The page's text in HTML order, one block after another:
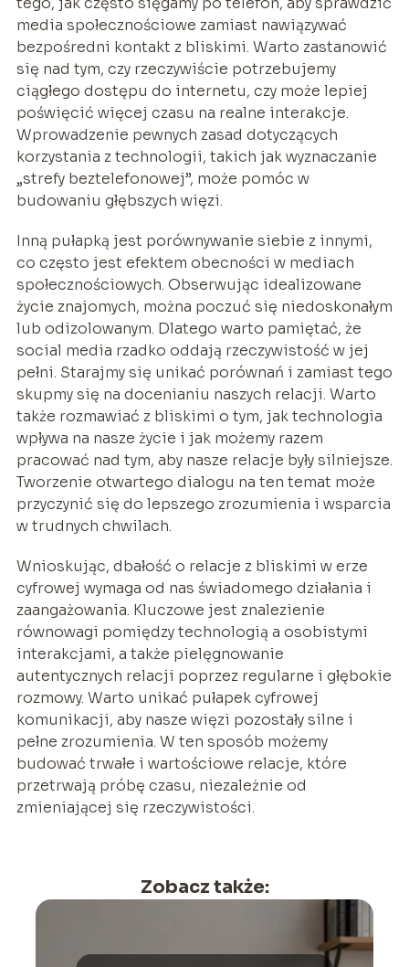
media społecznościowe zamiast nawiązywać
bezpośredni kontakt z bliskimi. Warto zastanowić
się nad tym, czy rzeczywiście potrzebujemy
ciągłego dostępu do internetu, czy może lepiej
poświęcić więcej czasu na realne interakcje.
Wprowadzenie pewnych zasad dotyczących
korzystania z technologii, takich jak wyznaczanie
„strefy beztelefonowej”, może pomóc w
budowaniu głębszych więzi.
Inną pułapką jest porównywanie siebie z innymi,
co często jest efektem obecności w mediach
społecznościowych. Obserwując idealizowane
życie znajomych, można poczuć się niedoskonałym
lub odizolowanym. Dlatego warto pamiętać, że
social media rzadko oddają rzeczywistość w jej
pełni. Starajmy się unikać porównań i zamiast tego
skupmy się na docenianiu naszych relacji. Warto
także rozmawiać z bliskimi o tym, jak technologia
wpływa na nasze życie i jak możemy razem
pracować nad tym, aby nasze relacje były silniejsze.
Tworzenie otwartego dialogu na ten temat może
przyczynić się do lepszego zrozumienia i wsparcia
w trudnych chwilach.
Wnioskując, dbałość o relacje z bliskimi w erze
cyfrowej wymaga od nas świadomego działania i
zaangażowania. Kluczowe jest znalezienie
równowagi pomiędzy technologią a osobistymi
interakcjami, a także pielęgnowanie
autentycznych relacji poprzez regularne i głębokie
rozmowy. Warto unikać pułapek cyfrowej
komunikacji, aby nasze więzi pozostały silne i
pełne zrozumienia. W ten sposób możemy
budować trwałe i wartościowe relacje, które
przetrwają próbę czasu, niezależnie od
zmieniającej się rzeczywistości.
Zobacz także: